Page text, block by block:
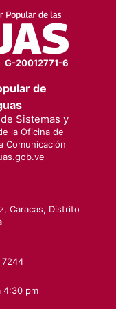
G-20012771-6
de
Sistemas y
la Oficina de
Comunicación
Caracas, Distrito
4:30 pm